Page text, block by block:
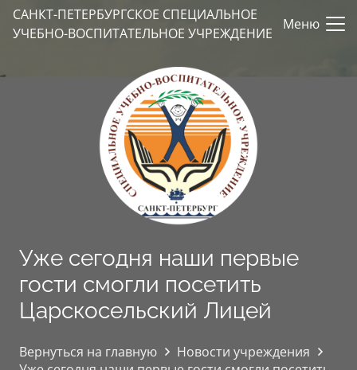
САНКТ-ПЕТЕРБУРГСКОЕ СПЕЦИАЛЬНОЕ
УЧЕБНО-ВОСПИТАТЕЛЬНОЕ УЧРЕЖДЕНИЕ
Меню
Уже сегодня наши первые
гости смогли посетить
Царскосельский Лицей
Вернуться на главную
Новости учреждения